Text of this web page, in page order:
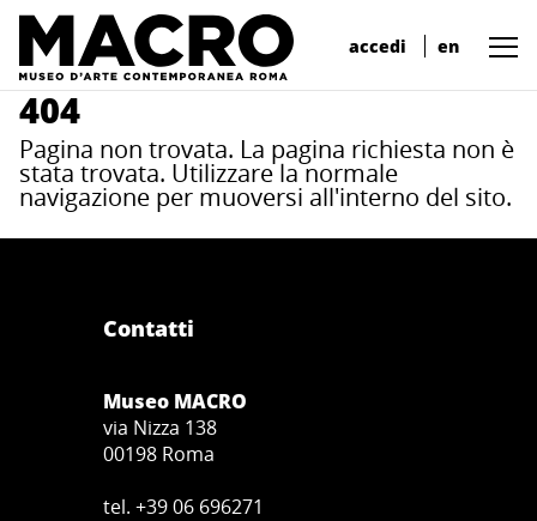
accedi en
404
Pagina non trovata. La pagina richiesta non è
stata trovata. Utilizzare la normale
navigazione per muoversi all'interno del sito.
Contatti
Museo MACRO
via Nizza 138
00198 Roma
tel. +39 06 696271